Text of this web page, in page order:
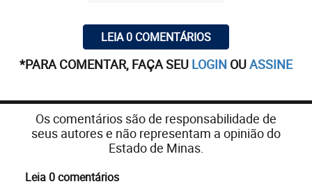
LEIA 0 COMENTÁRIOS
*PARA COMENTAR, FAÇA SEU LOGIN OUASSINE
Os comentários são de responsabilidade de
seus autores e não representam a opinião do
Estado de Minas.
Leia 0 comentários